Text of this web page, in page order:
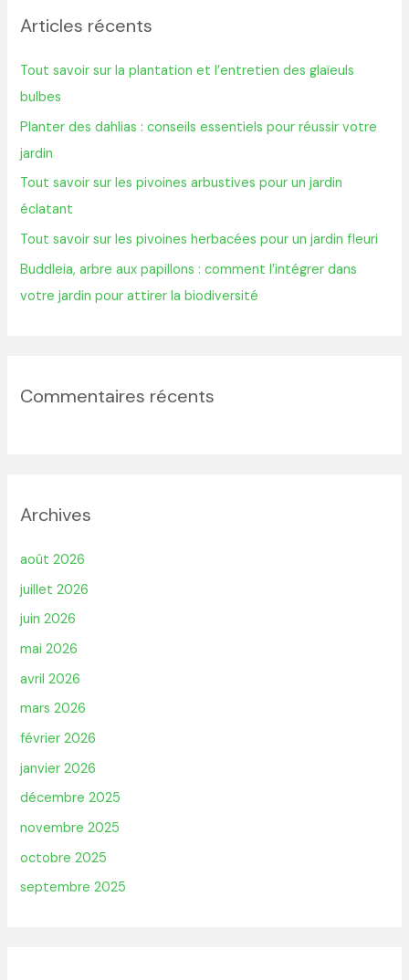
e
c
h
e
r
:
Articles récents
Tout savoir sur la plantation et l’entretien des glaïeuls
bulbes
Planter des dahlias : conseils essentiels pour réussir votre
jardin
Tout savoir sur les pivoines arbustives pour un jardin
éclatant
Tout savoir sur les pivoines herbacées pour un jardin fleuri
Buddleia, arbre aux papillons : comment l’intégrer dans
votre jardin pour attirer la biodiversité
Commentaires récents
Archives
août 2026
juillet 2026
juin 2026
mai 2026
avril 2026
mars 2026
février 2026
janvier 2026
décembre 2025
novembre 2025
octobre 2025
septembre 2025